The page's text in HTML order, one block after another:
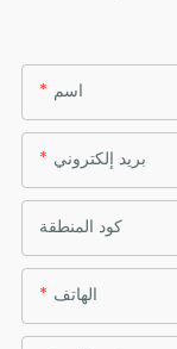
اسم
بريد إلكتروني
كود المنطقة
الهاتف